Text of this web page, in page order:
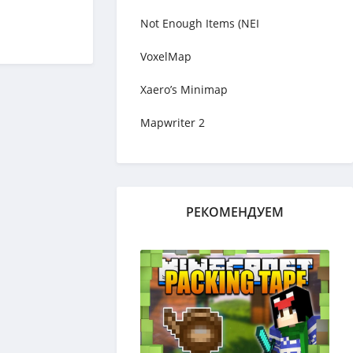
Not Enough Items (NEI
VoxelMap
Xaero’s Minimap
Mapwriter 2
РЕКОМЕНДУЕМ